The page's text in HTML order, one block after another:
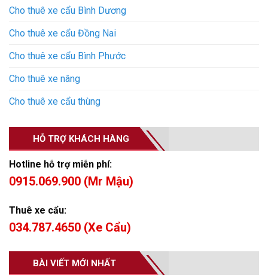
Cho thuê xe cẩu Bình Dương
Cho thuê xe cẩu Đồng Nai
Cho thuê xe cẩu Bình Phước
Cho thuê xe nâng
Cho thuê xe cẩu thùng
HỖ TRỢ KHÁCH HÀNG
Hotline hỗ trợ miễn phí:
0915.069.900 (Mr Mậu)
Thuê xe cẩu:
034.787.4650 (Xe Cẩu)
BÀI VIẾT MỚI NHẤT